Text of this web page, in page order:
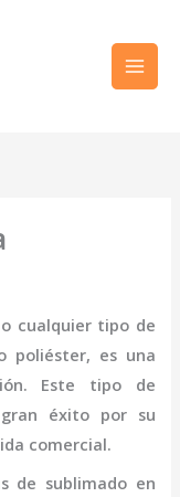
cualquier tipo de
poliéster, es una
Este tipo de
éxito por su
comercial.
de sublimado en